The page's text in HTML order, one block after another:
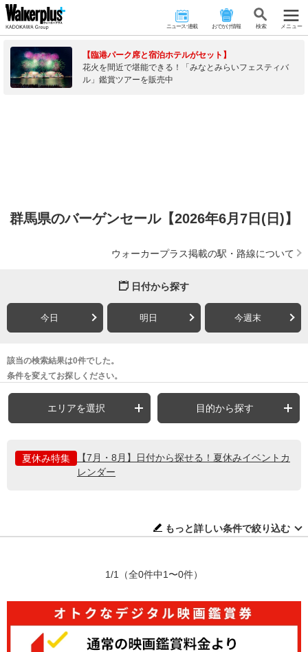
ニュース･連載 おでかけ情報 検 索 メニュー
【臨港パーク席と宿泊ホテルがセット】
花火を間近で堪能できる！「みなとみらいフェスティバ
ル」鑑賞ツアーを販売中
群馬県のバーゲンセール【2026年6月7日(日)】
ウォーカープラス掲載の駅・路線について
日付から探す
今日 明日 今週末
該当の検索結果は0件でした。
条件を変えてお探しください。
エリアを選択 目的から探す
夏休み特集
【7月・8月】日付から探せる！夏休みイベントカ
レンダー
もっと詳しい条件で絞り込む
1/1 （全0件中1〜0件）